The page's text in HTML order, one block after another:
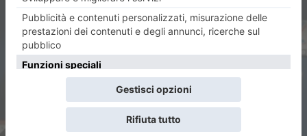
Ugl celebra 70 anni di vita
pensando all’emergenza